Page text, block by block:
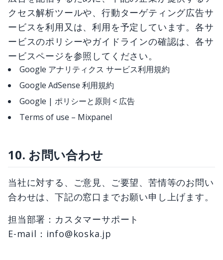
クセス解析ツールや、行動ターゲティング広告サ
ービスを利用又は、利用を予定しています。各サ
ービスのポリシーやガイドラインの確認は、各サ
ービスページを参照してください。
Google アナリティクス サービス利用規約
Google AdSense 利用規約
Google | ポリシーと原則 < 広告
Terms of use – Mixpanel
10. お問い合わせ
当社に対する、ご意見、ご要望、苦情等のお問い
合わせは、下記の窓口までお願い申し上げます。
担当部署：カスタマーサポート
E-mail：info@koska.jp